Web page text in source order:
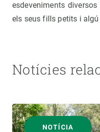
esdeveniments
els seus fills petits i algú
Notícies
NOTÍCIA